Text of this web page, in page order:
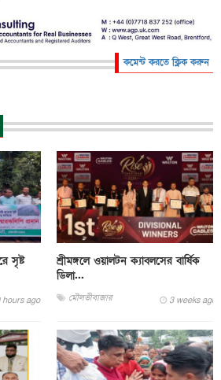
কমেন্ট করতে ক্লিক করুন
সৃষ্ট
hours ago
শ্রীমঙ্গলে ওয়ালটন ক্যাবলসের বার্ষিক
ডিলা...
মৌলভীবাজার 3 weeks ago